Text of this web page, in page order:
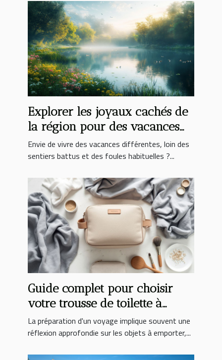
Explorer les joyaux cachés de
la région pour des vacances
inoubliables
Envie de vivre des vacances différentes, loin des
sentiers battus et des foules habituelles ?...
Guide complet pour choisir
votre trousse de toilette à
suspendre idéale
La préparation d'un voyage implique souvent une
réflexion approfondie sur les objets à emporter,...